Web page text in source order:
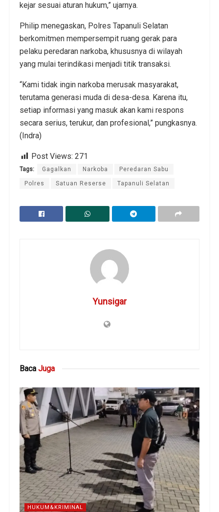
kejar sesuai aturan hukum,” ujarnya.
Philip menegaskan, Polres Tapanuli Selatan
berkomitmen mempersempit ruang gerak para
pelaku peredaran narkoba, khususnya di wilayah
yang mulai terindikasi menjadi titik transaksi.
“Kami tidak ingin narkoba merusak masyarakat,
terutama generasi muda di desa-desa. Karena itu,
setiap informasi yang masuk akan kami respons
secara serius, terukur, dan profesional,” pungkasnya.
(Indra)
Post Views: 271
Tags: Gagalkan Narkoba Peredaran Sabu
Polres Satuan Reserse Tapanuli Selatan
Yunsigar
Baca Juga
HUKUM&KRIMINAL